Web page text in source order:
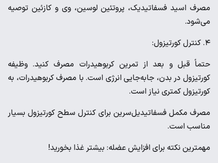
مصرف اسید فسفاتیدیک، پروتئین لوسین، وی و کازئین توصیه
می‌شود.
۴. کنترل کورتیزول:
حتماً قبل و بعد از تمرین کربوهیدرات مصرف کنید. وظیفه
کورتیزول در بدن، جابه‌جایی انرژی است. با مصرف کربوهیدرات، به
کورتیزول کمتری نیاز است.
مصرف مکمل فسفاتیدیل‌سرین برای کنترل سطح کورتیزول بسیار
مناسب است.
مهمترین نکته برای افزایش عضله: بیشتر غذا بخورید!